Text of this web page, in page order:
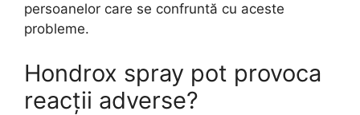
persoanelor care se confruntă cu aceste
probleme.
Hondrox spray pot provoca
reacții adverse?